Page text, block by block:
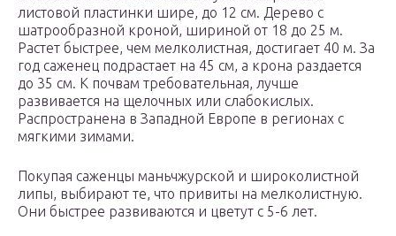
листовой пластинки шире, до 12 см. Дерево с
шатрообразной кроной, шириной от 18 до 25 м.
Растет быстрее, чем мелколистная, достигает 40 м. За
год саженец подрастает на 45 см, а крона раздается
до 35 см. К почвам требовательная, лучше
развивается на щелочных или слабокислых.
Распространена в Западной Европе в регионах с
мягкими зимами.
Покупая саженцы маньчжурской и широколистной
липы, выбирают те, что привиты на мелколистную.
Они быстрее развиваются и цветут с 5-6 лет.